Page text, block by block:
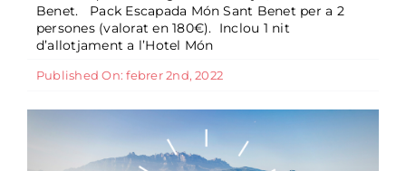
Benet. Pack Escapada Món Sant Benet per a 2
persones (valorat en 180€). Inclou 1 nit
d’allotjament a l’Hotel Món
Published On: febrer 2nd, 2022
Sorteig nadalenc 2021
General